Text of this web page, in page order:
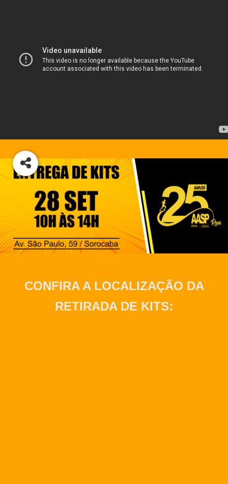
CONFIRA A LOCALIZAÇÃO DA
RETIRADA DE KITS: